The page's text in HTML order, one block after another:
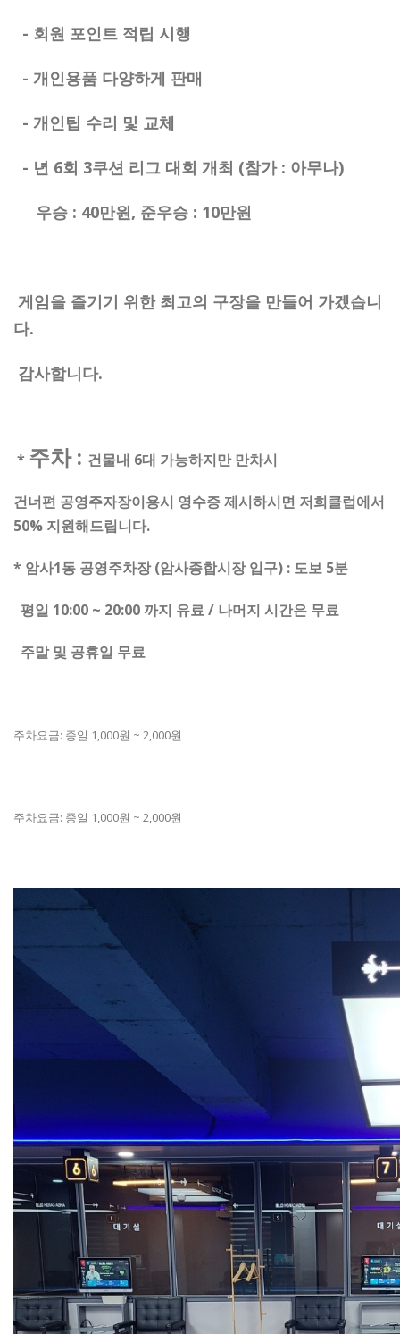
- 회원 포인트 적립 시행
- 개인용품 다양하게 판매
- 개인팁 수리 및 교체
- 년 6회 3쿠션 리그 대회 개최 (참가 : 아무나)
우승 : 40만원, 준우승 : 10만원
게임을 즐기기 위한 최고의 구장을 만들어 가겠습니
다.
감사합니다.
* 주차 : 건물내 6대 가능하지만 만차시
건너편 공영주자장이용시 영수증 제시하시면 저희클럽에서
50% 지원해드립니다.
* 암사1동 공영주차장 (암사종합시장 입구) : 도보 5분
평일 10:00 ~ 20:00 까지 유료 / 나머지 시간은 무료
주말 및 공휴일 무료
주차요금: 종일 1,000원 ~ 2,000원
주차요금: 종일 1,000원 ~ 2,000원